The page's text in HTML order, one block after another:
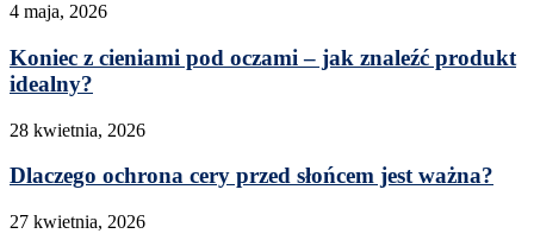
4 maja, 2026
Koniec z cieniami pod oczami – jak znaleźć produkt
idealny?
28 kwietnia, 2026
Dlaczego ochrona cery przed słońcem jest ważna?
27 kwietnia, 2026